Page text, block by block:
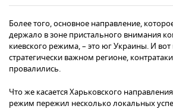
Более того, основное направление,
держало в зоне пристального внимания
киевского режима, – это юг Украины. И
стратегически важном регионе,
провалились.
Что же касается Харьковского
режим пережил несколько локальных